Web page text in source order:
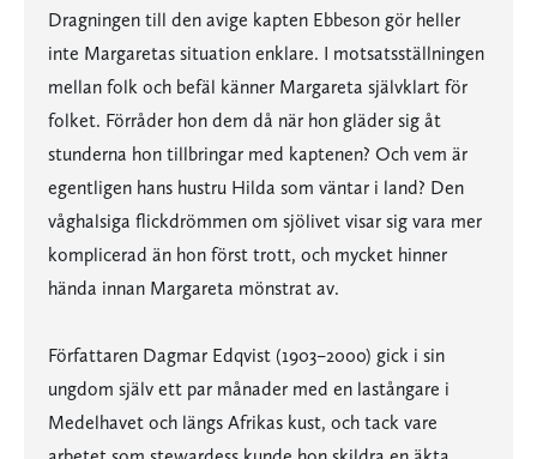
Dragningen till den avige kapten Ebbeson gör heller
inte Margaretas situation enklare. I motsatsställningen
mellan folk och befäl känner Margareta självklart för
folket. Förråder hon dem då när hon gläder sig åt
stunderna hon tillbringar med kaptenen? Och vem är
egentligen hans hustru Hilda som väntar i land? Den
våghalsiga flickdrömmen om sjölivet visar sig vara mer
komplicerad än hon först trott, och mycket hinner
hända innan Margareta mönstrat av.
Författaren Dagmar Edqvist (1903–2000) gick i sin
ungdom själv ett par månader med en lastångare i
Medelhavet och längs Afrikas kust, och tack vare